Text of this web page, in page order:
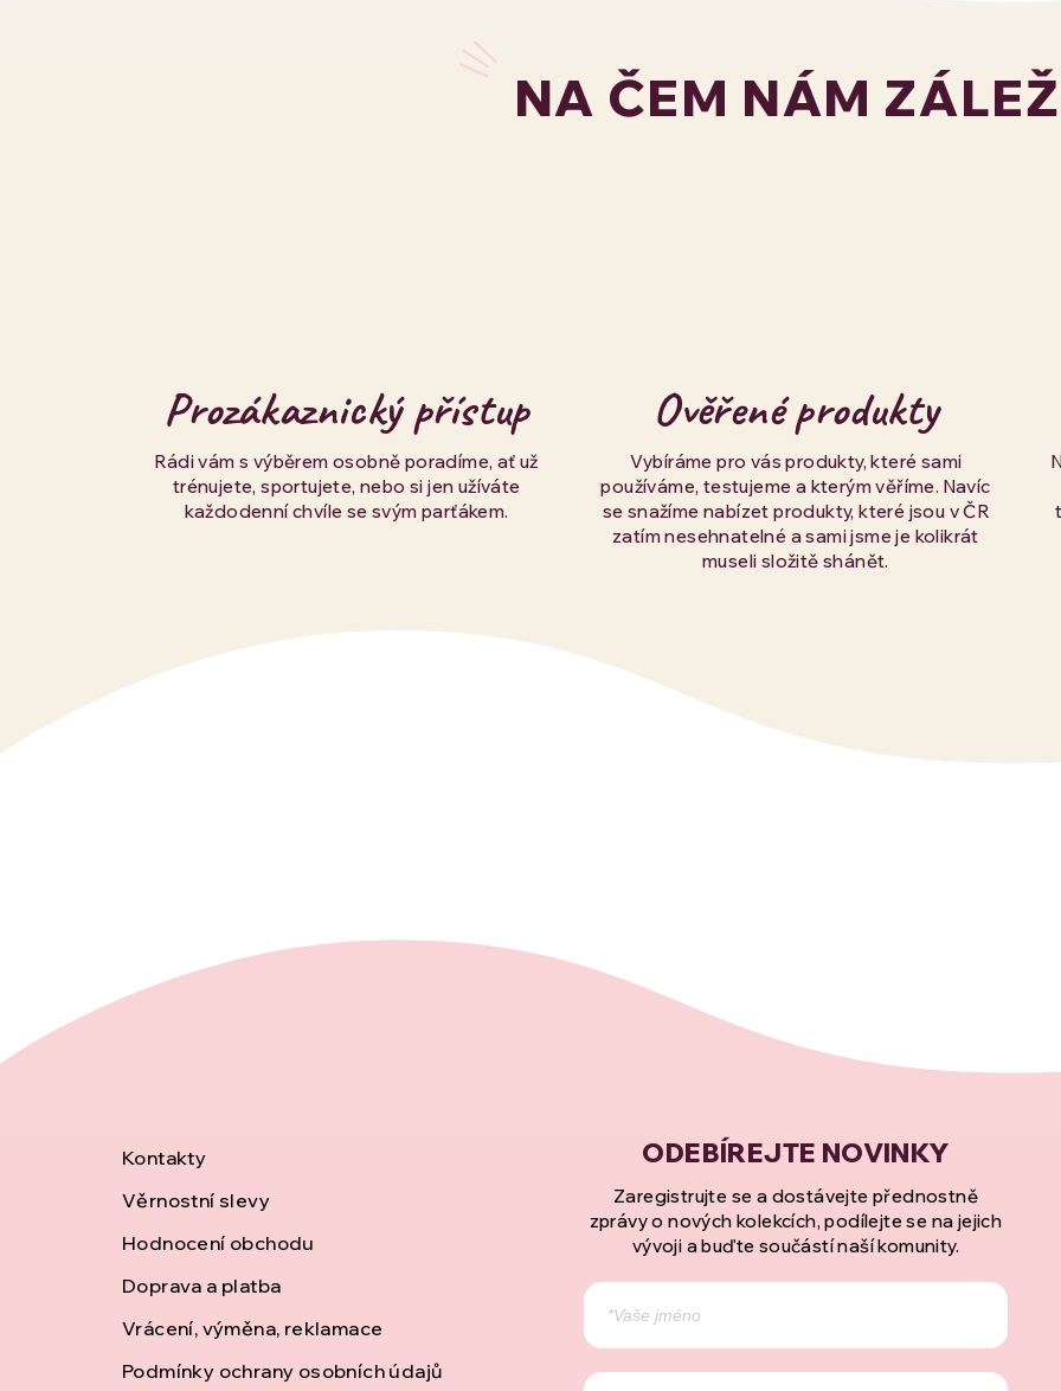
NA ČEM NÁM
Prozákaznický přístup
Rádi vám s výběrem osobně poradíme, ať už
trénujete, sportujete, nebo si jen užíváte
každodenní chvíle se svým parťákem.
Ověřené produkty
Vybíráme pro vás produkty, které sami
používáme, testujeme a kterým věříme. Navíc
se snažíme nabízet produkty, které jsou v ČR
zatím nesehnatelné a sami jsme je kolikrát
museli složitě shánět.
Kontakty
Věrnostní slevy
Hodnocení obchodu
Doprava a platba
Vrácení, výměna, reklamace
Podmínky ochrany osobních údajů
Zaregistrujte se a dostávejte přednostně
zprávy o nových kolekcích, podílejte se na jejich
vývoji a buďte součástí naší komunity.